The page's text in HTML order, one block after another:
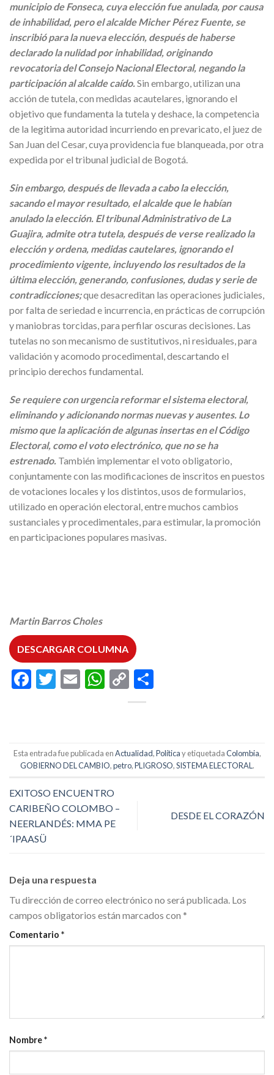
municipio de Fonseca, cuya elección fue anulada, por causa
de inhabilidad, pero el alcalde Micher Pérez Fuente, se
inscribió para la nueva elección, después de haberse
declarado la nulidad por inhabilidad, originando
revocatoria del Consejo Nacional Electoral, negando la
participación al alcalde caído.Sin embargo, utilizan una
acción de tutela, con medidas acautelares, ignorando el
objetivo que fundamenta la tutela y deshace, la competencia
de la legitima autoridad incurriendo en prevaricato, el juez de
San Juan del Cesar, cuya providencia fue blanqueada, por otra
expedida por el tribunal judicial de Bogotá.
Sin embargo, después de llevada a cabo la elección,
sacando el mayor resultado, el alcalde que le habían
anulado la elección. El tribunal Administrativo de La
Guajira, admite otra tutela, después de verse realizado la
elección y ordena, medidas cautelares, ignorando el
procedimiento vigente, incluyendo los resultados de la
última elección, generando, confusiones, dudas y serie de
contradicciones;que desacreditan las operaciones judiciales,
por falta de seriedad e incurrencia, en prácticas de corrupción
y maniobras torcidas, para perfilar oscuras decisiones. Las
tutelas no son mecanismo de sustitutivos, ni residuales, para
validación y acomodo procedimental, descartando el
principio derechos fundamental.
Se requiere con urgencia reformar el sistema electoral,
eliminando y adicionando normas nuevas y ausentes. Lo
mismo que la aplicación de algunas insertas en el Código
Electoral, como el voto electrónico, que no se ha
estrenado. También implementar el voto obligatorio,
conjuntamente con las modificaciones de inscritos en puestos
de votaciones locales y los distintos, usos de formularios,
utilizado en operación electoral, entre muchos cambios
sustanciales y procedimentales, para estimular, la promoción
en participaciones populares masivas.
Martin Barros Choles
DESCARGAR COLUMNA
Facebook
Twitter
EmailWhatsApp
Copy
Link
Esta entrada fue publicada enActualidad,Políticay etiquetadaColombia,
GOBIERNO DEL CAMBIO,petro,PLIGROSO,SISTEMA ELECTORAL .
EXITOSO ENCUENTRO
CARIBEÑO COLOMBO –
NEERLANDÉS: MMA PE
´IPAASÜ
DESDE EL CORAZÓN
Deja una respuesta
Tu dirección de correo electrónico no será publicada. Los
campos obligatorios están marcados con *
Comentario *
Nombre*